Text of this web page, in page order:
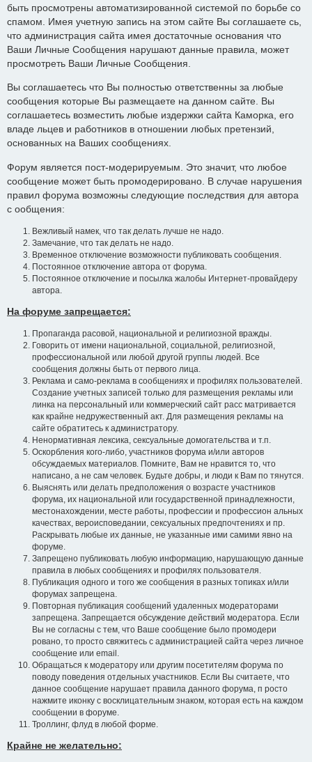
быть просмотрены автоматизированной системой по борьбе со
спамом. Имея учетную запись на этом сайте Вы соглашаете сь,
что администрация сайта имея достаточные основания что
Ваши Личные Сообщения нарушают данные правила, может
просмотреть Ваши Личные Сообщения.
Вы соглашаетесь что Вы полностью ответственны за любые
сообщения которые Вы размещаете на данном сайте. Вы
соглашаетесь возместить любые издержки сайта Каморка, его
владе льцев и работников в отношении любых претензий,
основанных на Ваших сообщениях.
Форум является пост-модерируемым. Это значит, что любое
сообщение может быть промодерировано. В случае нарушения
правил форума возможны следующие последствия для автора
с ообщения:
Вежливый намек, что так делать лучше не надо.
Замечание, что так делать не надо.
Временное отключение возможности публиковать сообщения.
Постоянное отключение автора от форума.
Постоянное отключение и посылка жалобы Интернет-провайдеру
автора.
На форуме запрещается:
Пропаганда расовой, национальной и религиозной вражды.
Говорить от имени национальной, социальной, религиозной,
профессиональной или любой другой группы людей. Все
сообщения должны быть от первого лица.
Реклама и само-реклама в сообщениях и профилях пользователей.
Создание учетных записей только для размещения рекламы или
линка на персональный или коммерческий сайт расс матривается
как крайне недружественный акт. Для размещения рекламы на
сайте обратитесь к администратору.
Ненормативная лексика, сексуальные домогательства и т.п.
Оскорбления кого-либо, участников форума и/или авторов
обсуждаемых материалов. Помните, Вам не нравится то, что
написано, а не сам человек. Будьте добры, и люди к Вам по тянутся.
Выяснять или делать предположения о возрасте участников
форума, их национальной или государственной принадлежности,
местонахождении, месте работы, профессии и профессион альных
качествах, вероисповедании, сексуальных предпочтениях и пр.
Раскрывать любые их данные, не указанные ими самими явно на
форуме.
Запрещено публиковать любую информацию, нарушающую данные
правила в любых сообщениях и профилях пользователя.
Публикация одного и того же сообщения в разных топиках и/или
форумах запрещена.
Повторная публикация сообщений удаленных модераторами
запрещена. Запрещается обсуждение действий модератора. Если
Вы не согласны с тем, что Ваше сообщение было промодери
ровано, то просто свяжитесь с администрацией сайта через личное
сообщение или email.
Обращаться к модератору или другим посетителям форума по
поводу поведения отдельных участников. Если Вы считаете, что
данное сообщение нарушает правила данного форума, п росто
нажмите иконку с восклицательным знаком, которая есть на каждом
сообщении в форуме.
Троллинг, флуд в любой форме.
Крайне не желательно: